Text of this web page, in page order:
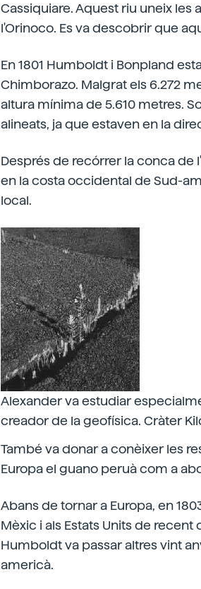
Cassiquiare. Aquest riu uneix les
l'Orinoco. Es va descobrir que
En 1801 Humboldt i Bonpland
Chimborazo. Malgrat els 6.272
altura mínima de 5.610 metres.
alineats, ja que estaven en la
Després de recórrer la conca de
en la costa occidental de Sud-
local.
Alexander va estudiar
creador de la geofísica. Cràter
També va donar a conèixer les
Europa el guano peruà com a
Abans de tornar a Europa, en
Mèxic i als Estats Units de
Humboldt va passar altres vint
americà.